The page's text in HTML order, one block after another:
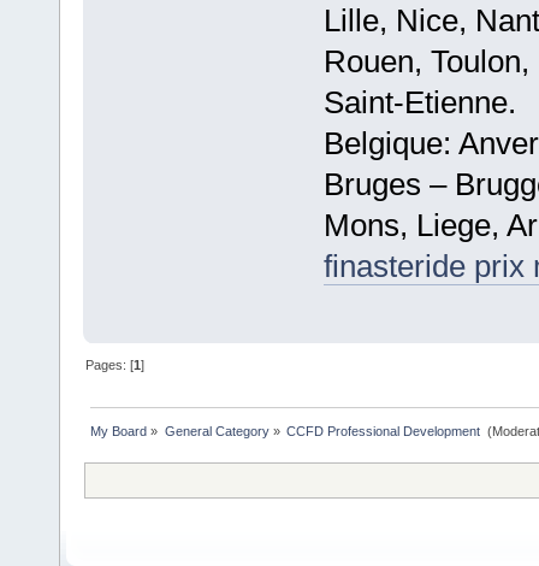
Lille, Nice,
Rouen,
Saint-Etienne.
Belgique:
Bruges –
Mons, Liege,
finasteride prix
Pages: [1]
My Board » General Category» CCFD Professional Development